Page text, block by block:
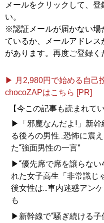
メールをクリックして、登
い。
※認証メールが届かない場
ているか、メールアドレス
があります。再度ご登録く
▶ 月2,980円で始める自己
chocoZAPはこちら [PR]
【今この記事も読まれて
▶「邪魔なんだよ!」新幹
る後ろの男性...恐怖に震
た“強面男性の一言”
▶“優先席で席を譲らない
れた女子高生「非常識じ
後女性は...車内迷惑アン
も
▶新幹線で“騒ぎ続ける子